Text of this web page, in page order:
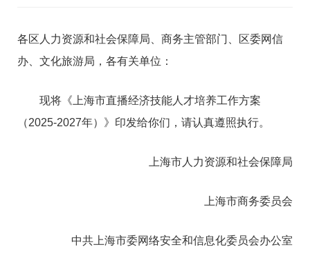
各区人力资源和社会保障局、商务主管部门、区委网信
办、文化旅游局，各有关单位：
现将《上海市直播经济技能人才培养工作方案
（2025-2027年）》印发给你们，请认真遵照执行。
上海市人力资源和社会保障局
上海市商务委员会
中共上海市委网络安全和信息化委员会办公室